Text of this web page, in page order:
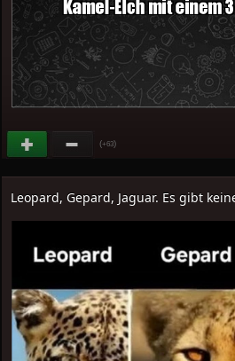
(+63)
Leopard, Gepard, Jaguar. Es gibt